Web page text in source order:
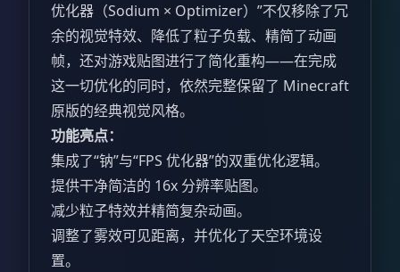
优化器（Sodium × Optimizer）”不仅移除了冗
余的视觉特效、降低了粒子负载、精简了动画
帧，还对游戏贴图进行了简化重构——在完成
这一切优化的同时，依然完整保留了 Minecraft
原版的经典视觉风格。
功能亮点：
集成了“钠”与“FPS 优化器”的双重优化逻辑。
提供干净简洁的 16x 分辨率贴图。
减少粒子特效并精简复杂动画。
调整了雾效可见距离，并优化了天空环境设
置。